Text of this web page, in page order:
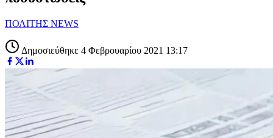
ΠΟΛΙΤΗΣ NEWS
Δημοσιεύθηκε 4 Φεβρουαρίου 2021 13:17